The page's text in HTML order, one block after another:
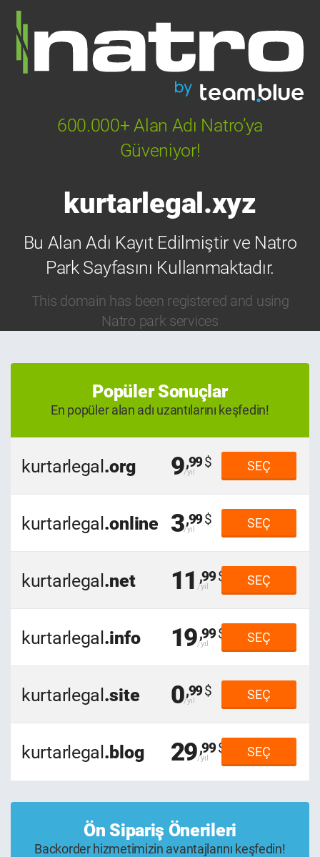
600.000+ Alan Adı Natro’ya
Güveniyor!
kurtarlegal.xyz
Bu Alan Adı Kayıt Edilmiştir ve Natro
Park Sayfasını Kullanmaktadır.
This domain has been registered and using
Natro park services
Popüler Sonuçlar
En popüler alan adı uzantılarını keşfedin!
kurtarlegal.org 9,99 SEÇ
kurtarlegal.online 3,99 SEÇ
kurtarlegal.net 11 ,99 SEÇ
kurtarlegal.info 19,99 SEÇ
kurtarlegal.site 0,99 SEÇ
kurtarlegal.blog 29,99 SEÇ
Ön Sipariş Önerileri
Backorder hizmetimizin avantajlarını keşfedin!